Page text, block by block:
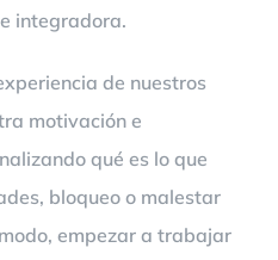
integradora.
de nuestros
motivación e
qué es lo que
bloqueo o malestar
empezar a trabajar